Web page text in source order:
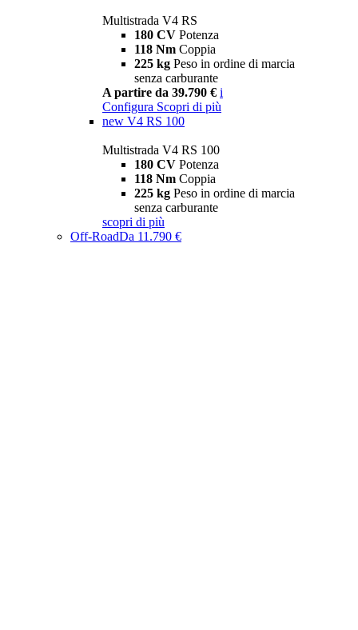
Multistrada V4 RS
180 CV Potenza
118 Nm Coppia
225 kg Peso in ordine di marcia
senza carburante
A partire da 39.790 € i
Configura Scopri di più
new V4 RS 100
Multistrada V4 RS 100
180 CV Potenza
118 Nm Coppia
225 kg Peso in ordine di marcia
senza carburante
scopri di più
Off-RoadDa 11.790 €